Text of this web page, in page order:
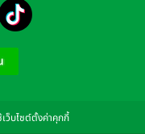
เว็บไซต์ตั้งค่าคุกกี้